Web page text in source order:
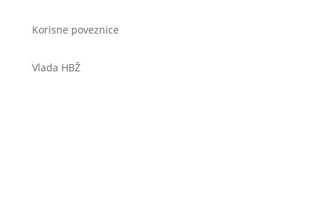
Korisne poveznice
Vlada HBŽ